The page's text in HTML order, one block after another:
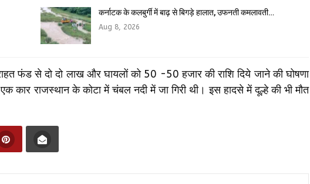
कर्नाटक के कलबुर्गी में बाढ़ से बिगड़े हालात, उफनती कमलावती…
Aug 8, 2026
फंड से दो दो लाख और घायलों को 50 -50 हजार की राशि दिये जाने की घोषणा
कार राजस्थान के कोटा में चंबल नदी में जा गिरी थी। इस हादसे में दूल्हे की भी मौत